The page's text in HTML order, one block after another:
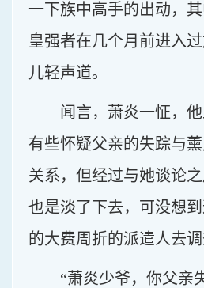
一下族中高手的出动，
皇强者在几个月前进入
儿轻声道。
闻言，萧炎一怔，
有些怀疑父亲的失踪与
关系，但经过与她谈论
也是淡了下去，可没想
的大费周折的派遣人去调
“萧炎少爷，你父亲